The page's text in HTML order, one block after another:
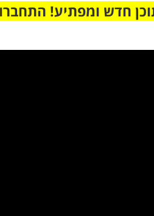
חדש ומפתיע!